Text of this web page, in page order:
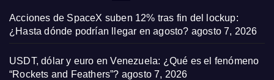
Acciones de SpaceX suben 12% tras fin del lockup:
¿Hasta dónde podrían llegar en agosto? agosto 7, 2026
USDT, dólar y euro en Venezuela: ¿Qué es el fenómeno
“Rockets and Feathers”? agosto 7, 2026